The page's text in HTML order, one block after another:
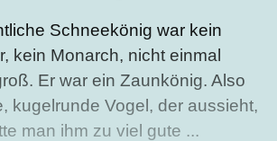
Schneekönig war kein
kein Monarch, nicht einmal
Er war ein Zaunkönig. Also
kugelrunde Vogel, der aussieht,
man ihm zu viel gute ...